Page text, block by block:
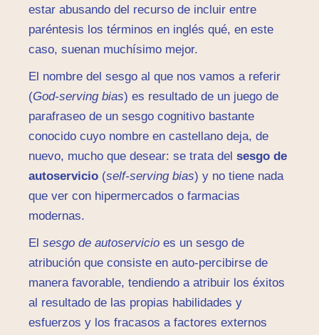
estar abusando del recurso de incluir entre
paréntesis los términos en inglés qué, en este
caso, suenan muchísimo mejor.
El nombre del sesgo al que nos vamos a referir
(God-serving bias) es resultado de un juego de
parafraseo de un sesgo cognitivo bastante
conocido cuyo nombre en castellano deja, de
nuevo, mucho que desear: se trata del sesgo de
autoservicio (self-serving bias) y no tiene nada
que ver con hipermercados o farmacias
modernas.
El sesgo de autoservicio es un sesgo de
atribución que consiste en auto-percibirse de
manera favorable, tendiendo a atribuir los éxitos
al resultado de las propias habilidades y
esfuerzos y los fracasos a factores externos